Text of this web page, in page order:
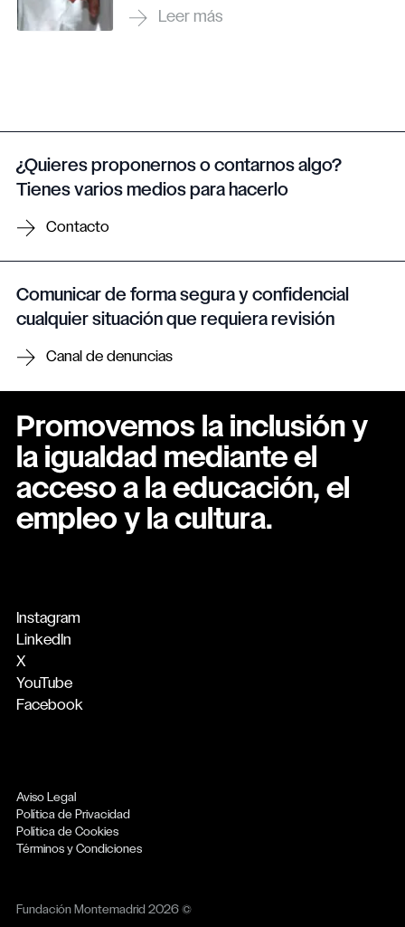
¿Quieres proponernos o contarnos algo?
Tienes varios medios para hacerlo
Contacto
Comunicar de forma segura y confidencial
cualquier situación que requiera revisión
Canal de denuncias
Promovemos la inclusión y
la igualdad mediante el
acceso a la educación, el
empleo y la cultura.
Instagram
LinkedIn
X
YouTube
Facebook
Aviso Legal
Política de Privacidad
Política de Cookies
Términos y Condiciones
Fundación Montemadrid 2026 ©